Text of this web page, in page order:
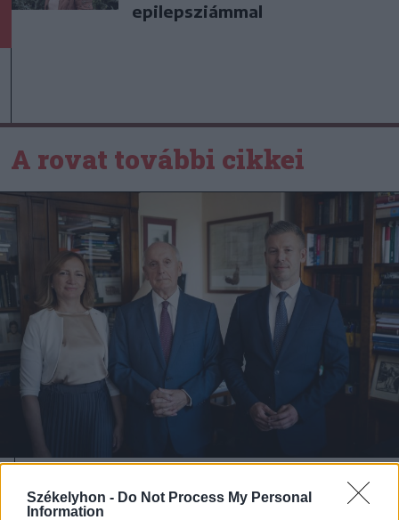
Székelyhon - Do Not Process My Personal
Information
epilepsziámmal
A rovat további cikkei
2026. augusztus 08., szombat